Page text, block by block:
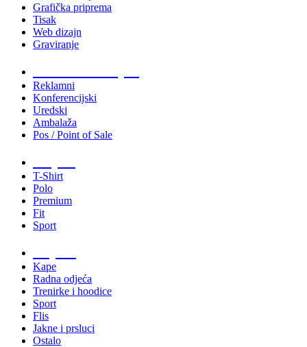
Grafička priprema
Tisak
Web dizajn
Graviranje
Reklamni
Konferencijski
Uredski
Ambalaža
Pos / Point of Sale
T-Shirt
Polo
Premium
Fit
Sport
Kape
Radna odjeća
Trenirke i hoodice
Sport
Flis
Jakne i prsluci
Ostalo